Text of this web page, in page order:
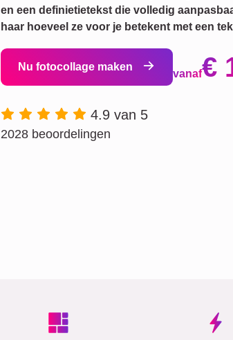
en een definietietekst die volledig
haar hoeveel ze voor je betekent met een
Nu fotocollage maken
vanaf€
4.9 van 5
2028 beoordelingen